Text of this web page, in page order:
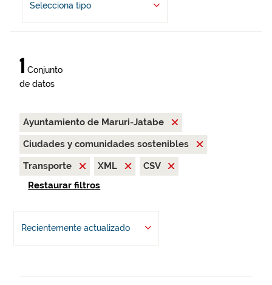
Selecciona tipo
1 Conjunto
de datos
Ayuntamiento de Maruri-Jatabe
Ciudades y comunidades sostenibles
Transporte
XML
CSV
Restaurar filtros
Recientemente actualizado